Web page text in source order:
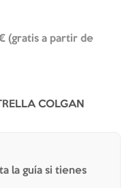
(gratis a partir de
COLGAN
la guía si tienes